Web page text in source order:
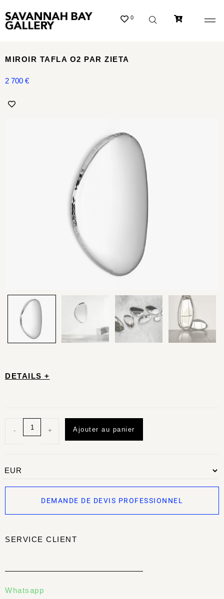
0
DETAILS +
- + Ajouter au panier
DEMANDE DE DEVIS PROFESSIONNEL
SERVICE CLIENT
Whatsapp
MIROIR TAFLA O2 PAR ZIETA
2 700 €